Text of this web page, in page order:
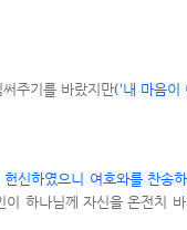
주기를 바랐지만('내 마음이
헌신하였으니 여호와를 찬송
이 하나님께 자신을 온전치